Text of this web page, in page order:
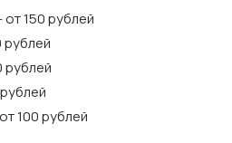
от 150 рублей
рублей
рублей
100 рублей